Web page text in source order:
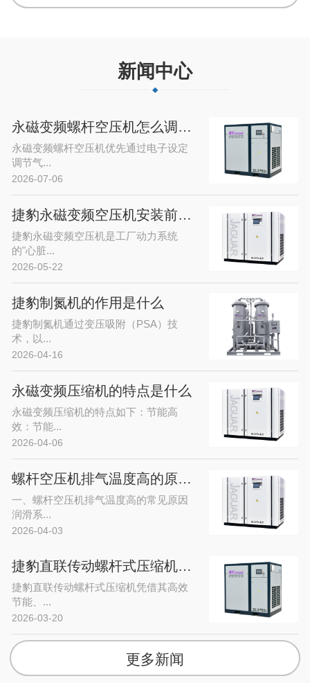
新闻中心
永磁变频螺杆空压机怎么调气压
永磁变频螺杆空压机优先通过电子设定
调节气...
2026-07-06
捷豹永磁变频空压机安装前的准备工作有哪些
捷豹永磁变频空压机是工厂动力系统
的"心脏...
2026-05-22
捷豹制氮机的作用是什么
捷豹制氮机通过变压吸附（PSA）技
术，以...
2026-04-16
永磁变频压缩机的特点是什么
永磁变频压缩机的特点如下：节能高
效：节能...
2026-04-06
螺杆空压机排气温度高的原因及处理方法
一、螺杆空压机排气温度高的常见原因
润滑系...
2026-04-03
捷豹直联传动螺杆式压缩机的应用范围
捷豹直联传动螺杆式压缩机凭借其高效
节能、...
2026-03-20
更多新闻